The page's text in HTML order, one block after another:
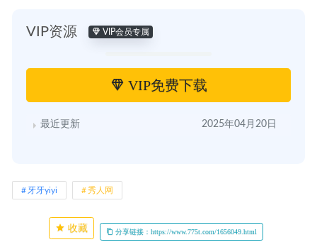
VIP资源 VIP会员专属
VIP免费下载
最近更新 2025年04月20日
牙牙yiyi 秀人网
收藏 分享链接：https://www.775t.com/1656049.html